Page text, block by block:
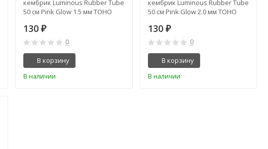
кембрик Luminous Rubber Tube
50 см Pink Glow 1.5 мм TOHO
130₽
0
В корзину
В наличии
кембрик Luminous Rubber Tube
50 см Pink Glow 2.0 мм TOHO
130 ₽
0
В корзину
В наличии